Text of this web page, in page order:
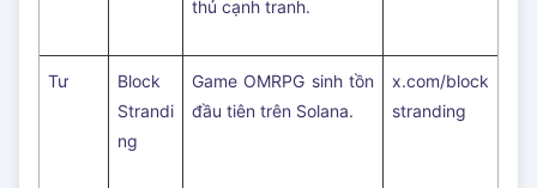
thủ cạnh tranh.
Tư
Block
Strandi
ng
Game OMRPG sinh tồn
đầu tiên trên Solana.
x.com/block
stranding